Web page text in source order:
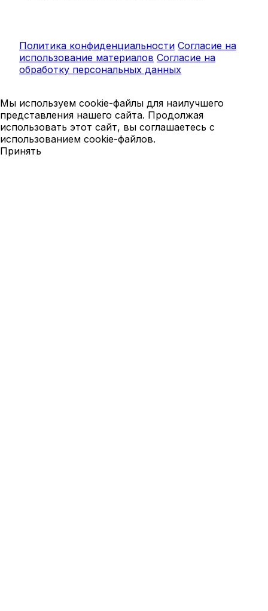
Политика конфиденциальности Согласие на
использование материалов Согласие на
обработку персональных данных
Мы используем cookie-файлы для наилучшего
представления нашего сайта. Продолжая
использовать этот сайт, вы соглашаетесь с
использованием cookie-файлов.
Принять